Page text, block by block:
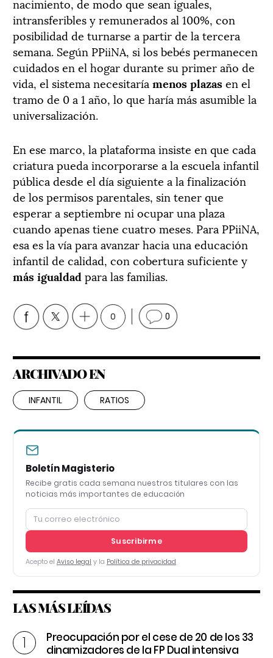
intransferibles y remunerados al 100%, con
posibilidad de turnarse a partir de la tercera
semana. Según PPiiNA, si los bebés permanecen
cuidados en el hogar durante su primer año de
vida, el sistema necesitaría menos plazasen el
tramo de 0 a 1 año, lo que haría más asumible la
universalización.
En ese marco, la plataforma insiste en que cada
criatura pueda incorporarse a la escuela infantil
pública desde el día siguiente a la finalización
de los permisos parentales, sin tener que
esperar a septiembre ni ocupar una plaza
cuando apenas tiene cuatro meses. Para PPiiNA,
esa es la vía para avanzar hacia una educación
infantil de calidad, con cobertura suficiente y
más igualdad para las familias.
0 0
ARCHIVADO EN
INFANTIL RATIOS
Boletín Magisterio
Recibe gratis cada semana nuestros titulares con las
noticias más importantes de educación
Suscribirme
Acepto el Aviso legal y la Política de privacidad
LAS MÁS LEÍDAS
Preocupación por el cese de 20 de los 33
dinamizadores de la FP Dual intensiva